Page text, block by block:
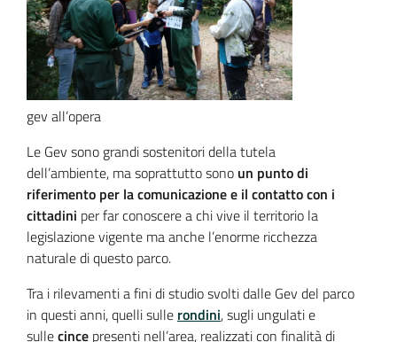
gev all’opera
Le Gev sono grandi sostenitori della tutela
dell’ambiente, ma soprattutto sono un punto di
riferimento per la comunicazione e il contatto con i
cittadini per far conoscere a chi vive il territorio la
legislazione vigente ma anche l’enorme ricchezza
naturale di questo parco.
Tra i rilevamenti a fini di studio svolti dalle Gev del parco
in questi anni, quelli sulle rondini, sugli ungulati e
sullecince presenti nell’area, realizzati con finalità di